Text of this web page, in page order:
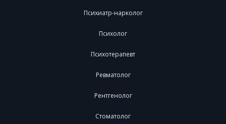
Психиатр-нарколог
Психолог
Психотерапевт
Ревматолог
Рентгенолог
Стоматолог